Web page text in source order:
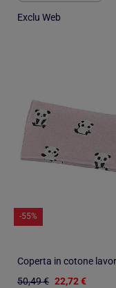
Exclu Web
-55%
50,49 € 22,72 €